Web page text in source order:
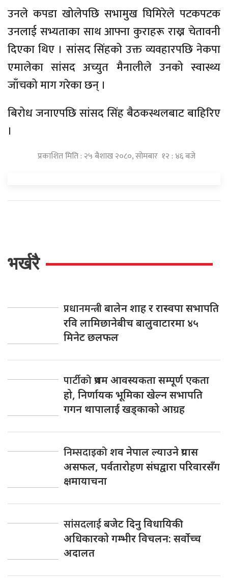
उनले कपडा खोलेपछि सभामुख घिमिरेले पटकपटक
उनलाई सभ्यताका साथ आफ्ना कुराहरू राख्न चेतावनी
दिएका थिए । सांसद सिंहको उक्त व्यवहारपछि नेकपा
एमालेका सांसद अच्युत मैनालीले उनको स्वास्थ्य
जाँचको माग गरेका छन् ।
बिरोध जनाएपछि सांसद सिंह बैठकस्थलबाट बाहिरिए
।
प्रकाशित मिति : २५ बैशाख २०८०, सोमबार १२ : ४६ बजे
भर्खरै
प्रधानमन्त्रीबालेन शाह र रास्वपा सभापति
रवि लामिछानेबीच बालुवाटारमा ४५
मिनेट छलफल
पार्टीकोप्रथम आवस्यकता सम्पूर्ण एकता
हो, निर्णायक भूमिका खेल्न सभापति
गगन थापालाई खड्काको आग्रह
निम्सदाइकोशव नेपाल ल्याउने प्रयास
असफल, पर्वतारोहण संघद्वारा परिवारसँग
क्षमायाचना
सांसदलाईबजेट दिनु विधायिकी
अधिकारको गम्भीर विचलन: सर्वोच्च
अदालत